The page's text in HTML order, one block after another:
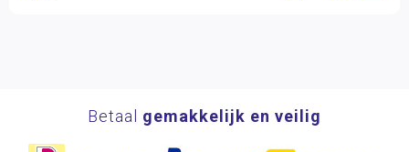
Betaal gemakkelijk en veilig